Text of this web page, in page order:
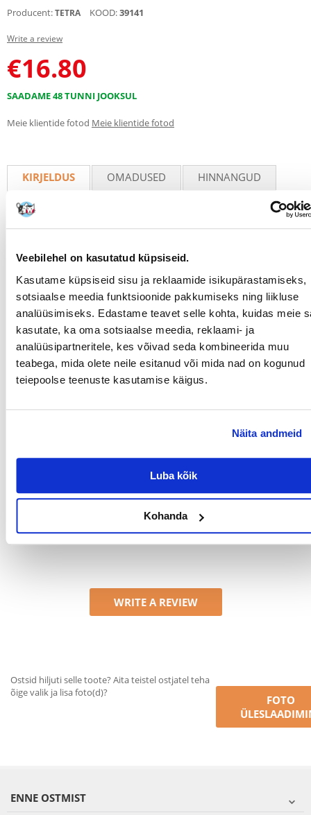
Veebilehel on kasutatud küpsiseid.
Kasutame küpsiseid sisu ja reklaamide isikupärastamiseks,
sotsiaalse meedia funktsioonide pakkumiseks ning liikluse
analüüsimiseks. Edastame teavet selle kohta, kuidas meie
kasutate, ka oma sotsiaalse meedia, reklaami- ja
analüüsipartneritele, kes võivad seda kombineerida muu
teabega, mida olete neile esitanud või mida nad on kogunud
teiepoolse teenuste kasutamise käigus.
Näita andmeid
Luba kõik
Kohanda
Producent:TETRA KOOD:39141
Write a review
€16.80
SAADAME 48 TUNNI JOOKSUL
Meie klientide fotod Meie klientide fotod
KIRJELDUS OMADUSED
HINNANGUD
Suure sisepinnaga õõnsad keraamilised filterrõngad eemaldavad
suundades, nii et vesi voolab ühtlaselt läbi filtri.
Pakend: 2500 ml
Parameetrid
PRODUCENT: TETRA
Millised on toote hindamise reeglid?
Ainult registreeritud FERA.EE kliendid, kes on toote ostnud,
keskmine. Pärast tagasiside töötlemist avaldame nii positiivsed
Arvamusi ei leitud
WRITE A REVIEW
Ostsid hiljuti selle toote? Aita teistel ostjatel teha
õige valik ja lisa foto(d)?
FOTO
ENNE OSTMIST